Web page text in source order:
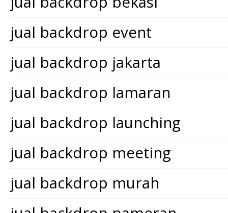
jual backdrop event
jual backdrop jakarta
jual backdrop lamaran
jual backdrop launching
jual backdrop meeting
jual backdrop murah